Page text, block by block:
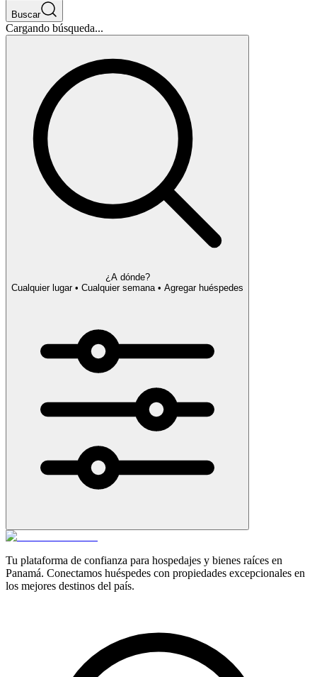
Buscar
Cargando búsqueda...
¿A dónde?
Cualquier lugar • Cualquier semana • Agregar huéspedes
Tu plataforma de confianza para hospedajes y bienes raíces en
Panamá. Conectamos huéspedes con propiedades excepcionales en
los mejores destinos del país.